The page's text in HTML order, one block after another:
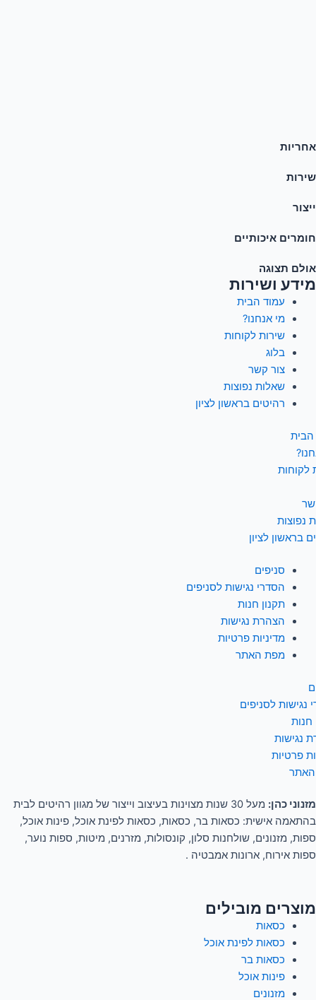
אחריות
שירות
ייצור
חומרים איכותיים
אולם תצוגה
מידע ושירות
עמוד הבית
מי אנחנו?
שירות לקוחות
בלוג
צור קשר
שאלות נפוצות
רהיטים בראשון לציון
הבית
לקוחות
נפוצות
בראשון לציון
סניפים
הסדרי נגישות לסניפים
תקנון חנות
הצהרת נגישות
מדיניות פרטיות
מפת האתר
נגישות לסניפים
חנות
נגישות
פרטיות
מזנוני כהן:
מעל 30 שנות מצוינות בעיצוב וייצור של מגוון רהיטים לבית
בהתאמה אישית: כסאות בר, כסאות, כסאות לפינת אוכל, פינות אוכל,
ספות, מזנונים, שולחנות סלון, קונסולות, מזרנים, מיטות, ספות נוער,
ספות אירוח, ארונות אמבטיה .
מוצרים מובילים
כסאות
כסאות לפינת אוכל
כסאות בר
פינות אוכל
מזנונים